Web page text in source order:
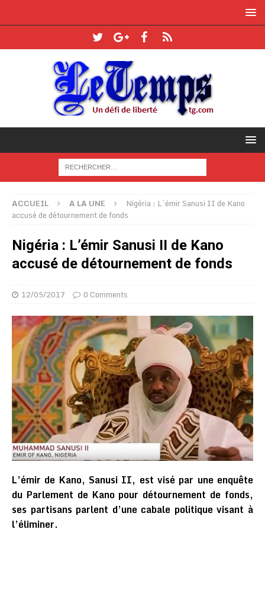
ACCUEIL A LA UNE
Nigéria : L’émir Sanusi II de Kano
accusé de détournement de fonds
Nigéria : L’émir Sanusi II de Kano
accusé de détournement de fonds
12/05/2017 0 Comments
L’émir de Kano, Sanusi II, est visé par une enquête
du Parlement de Kano pour détournement de fonds,
ses partisans parlent d’une cabale politique visant à
l’éliminer.